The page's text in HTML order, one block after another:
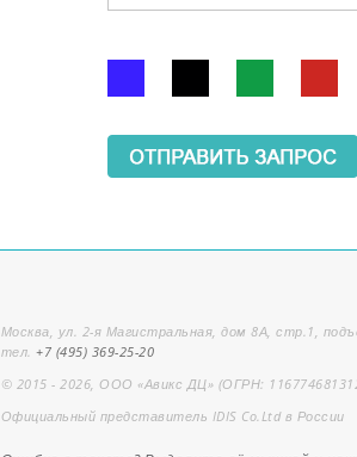
Москва, ул. 2-я Магистральная, дом 8А, стр.1,
тел.+7 (495) 369-25-20
© 2015 - 2026, ООО «Авикс ДЦ» (ОГРН:
Официальный представитель IDIS Co.Ltd в России